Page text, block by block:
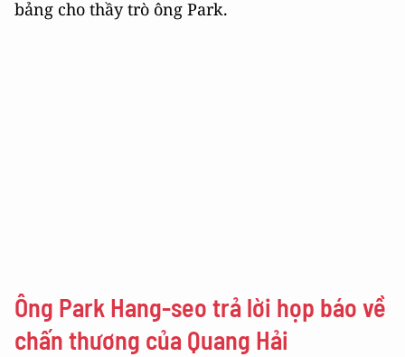
bảng cho thầy trò ông Park.
Ông Park Hang-seo trả lời họp báo về
chấn thương của Quang Hải